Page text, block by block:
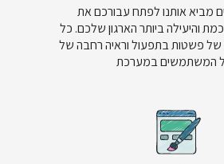
מביא אותנו לפתח עבורכם את
והיעילה ביותר הארגון שלכם. כל
פשטות בתפעול וראיה רחבה של